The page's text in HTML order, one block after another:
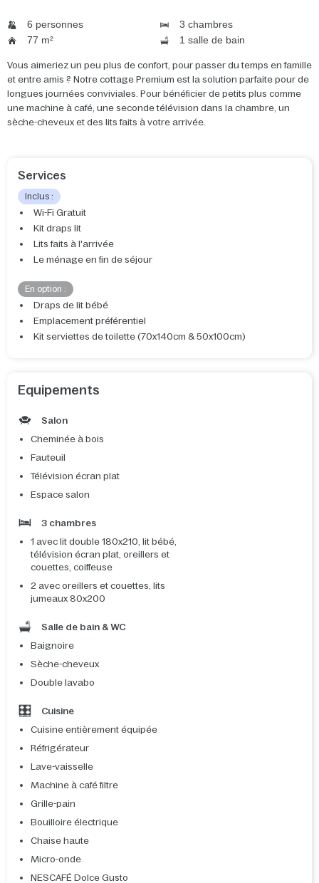
6 personnes
3 chambres
77 m²
1 salle de bain
Vous aimeriez un peu plus de confort, pour passer du temps en famille
et entre amis ? Notre cottage Premium est la solution parfaite pour de
longues journées conviviales. Pour bénéficier de petits plus comme
une machine à café, une seconde télévision dans la chambre, un
sèche-cheveux et des lits faits à votre arrivée.
Services
Inclus :
Wi-Fi Gratuit
Kit draps lit
Lits faits à l'arrivée
Le ménage en fin de séjour
En option :
Draps de lit bébé
Emplacement préférentiel
Kit serviettes de toilette (70x140cm & 50x100cm)
Equipements
Salon
Cheminée à bois
Fauteuil
Télévision écran plat
Espace salon
3 chambres
1 avec lit double 180x210, lit bébé,
télévision écran plat, oreillers et
couettes, coiffeuse
2 avec oreillers et couettes, lits
jumeaux 80x200
Salle de bain & WC
Baignoire
Sèche-cheveux
Double lavabo
Cuisine
Cuisine entièrement équipée
Réfrigérateur
Lave-vaisselle
Machine à café filtre
Grille-pain
Bouilloire électrique
Chaise haute
Micro-onde
NESCAFÉ Dolce Gusto